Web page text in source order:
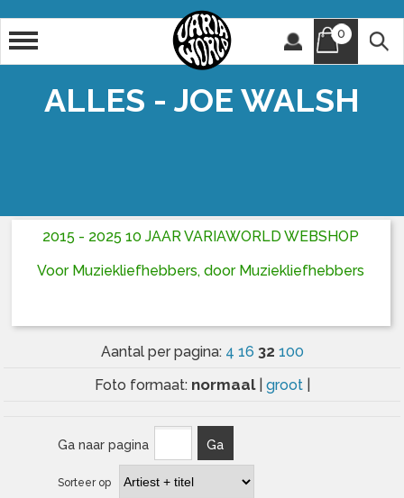
0
ALLES - JOE WALSH
2015 - 2025 10 JAAR VARIAWORLD WEBSHOP
Voor Muziekliefhebbers, door Muziekliefhebbers
Aantal per pagina: 4 16 32 100
Foto formaat: normaal groot
Ga naar pagina Ga
Sorteer op